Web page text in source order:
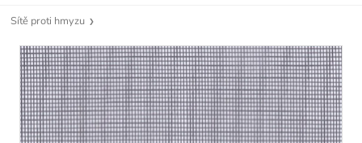
Sítě proti hmyzu